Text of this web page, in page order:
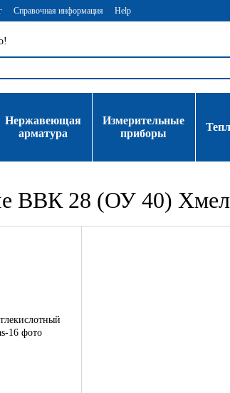
Справочная информация Help
Нержавеющая
арматура
Измерительные
приборы
ВВК 28 (ОУ 40)